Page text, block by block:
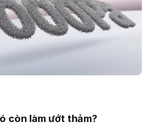
còn làm ướt thảm?